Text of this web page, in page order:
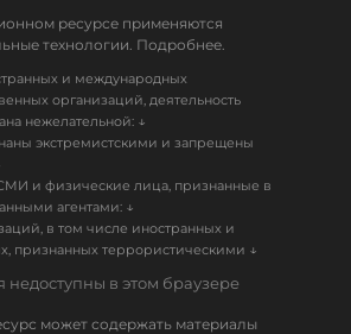
ресурсе применяются
технологии. Подробнее.
и международных
организаций, деятельность
нежелательной: ↓
экстремистскими и запрещены
и физические лица, признанные в
агентами: ↓
в том числе иностранных и
признанных террористическими ↓
недоступны в этом браузере
может содержать материалы